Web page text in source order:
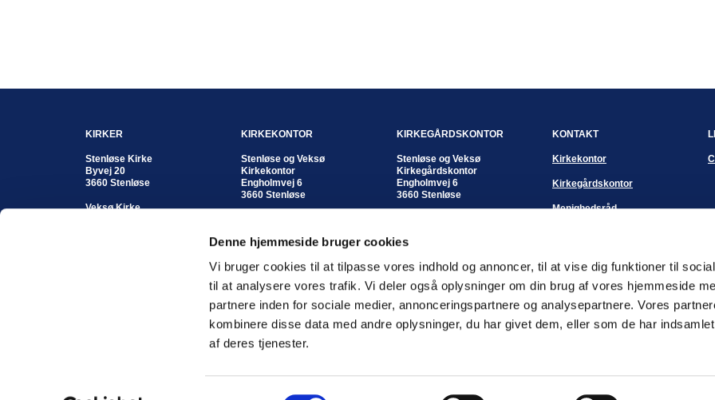
Denne hjemmeside bruger cookies
Vi bruger cookies til at tilpasse vores indhold og annoncer, til at vise dig funktioner til
til at analysere vores trafik. Vi deler også oplysninger om din brug af vores hjemmeside
partnere inden for sociale medier, annonceringspartnere og analysepartnere. Vores
kombinere disse data med andre oplysninger, du har givet dem, eller som de har
af deres tjenester.
KIRKER
Stenløse Kirke
Byvej 20
3660 Stenløse
Veksø Kirke
KIRKEKONTOR
Stenløse og Veksø
Kirkekontor
Engholmvej 6
3660 Stenløse
kl. 10:00 - 12:00 eller
Koordinerende kordegn
Susan Enghave
Telefon: 4717 1904
Email suse@km.dk
KIRKEGÅRDSKONTOR
Stenløse og Veksø
Kirkegårdskontor
Engholmvej 6
3660 Stenløse
kl. 10:00 - 12:00 eller
Kirkegårdsleder
Pia Hostrup Andreasen
Mobil: 3050 2362
piha@km.dk
KONTAKT
Kirkekontor
Kirkegårdskontor
Menighedsråd
Log på ChurchDesk